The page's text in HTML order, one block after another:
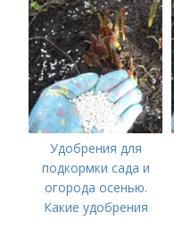
Удобрения для
подкормки сада и
огорода осенью.
Какие удобрения